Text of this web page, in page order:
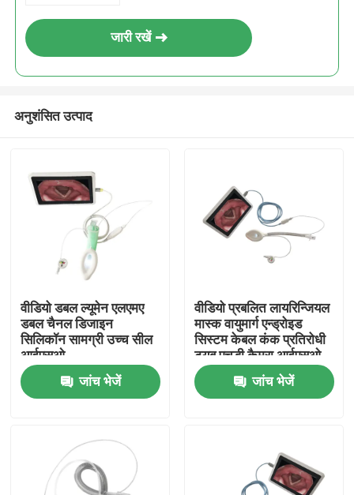
जारी रखें
अनुशंसित उत्पाद
वीडियो डबल ल्यूमेन एलएमए
डबल चैनल डिजाइन
सिलिकॉन सामग्री उच्च सील
आईएसओ
जांच भेजें
वीडियो प्रबलित लायरिन्जियल
मास्क वायुमार्ग एन्ड्रोइड
सिस्टम केबल कंक प्रतिरोधी
ट्यूब एचडी कैमरा आईएसओ
जांच भेजें